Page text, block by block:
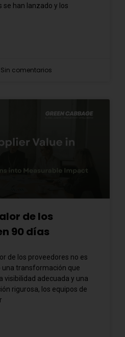
se han lanzado y los
Sin comentarios
de los
90 días
de los proveedores no es
una transformación que
visibilidad adecuada y una
rigurosa, los equipos de